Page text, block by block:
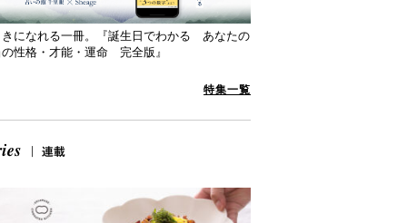
きになれる一冊。『誕生日でわかる あなたの
性格・才能・運命 完全版』
特集一覧